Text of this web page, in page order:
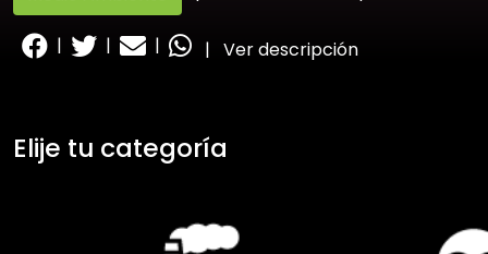
| | | | Ver descripción
Elije tu categoría